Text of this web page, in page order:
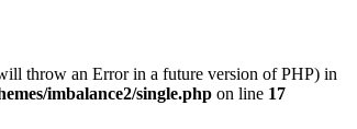
throw an Error in a future version of PHP) in
imbalance2/single.php on line 17